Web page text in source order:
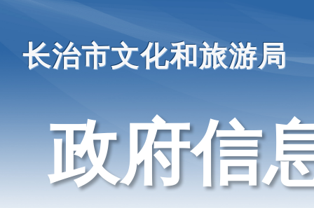
长治市文化和旅游局
政府信